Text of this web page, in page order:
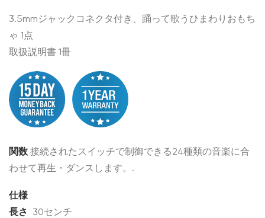
3.5mmジャックコネクタ付き、踊って歌うひまわりおもち
ゃ 1点
取扱説明書 1冊
関数 接続されたスイッチで制御できる24種類の音楽に合
わせて再生・ダンスします。.
仕様
長さ 30センチ